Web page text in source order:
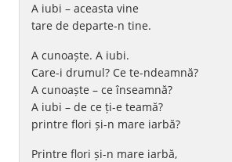
A iubi – aceasta vine
tare de departe-n tine.
A cunoaște. A iubi.
Care-i drumul? Ce te-ndeamnă?
A cunoaște – ce înseamnă?
A iubi – de ce ți-e teamă?
printre flori și-n mare iarbă?
Printre flori și-n mare iarbă,